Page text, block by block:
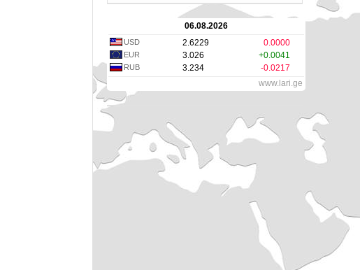
06.08.2026
USD 2.6229 0.0000
EUR 3.026 +0.0041
RUB 3.234
-0.0217
www.lari.ge